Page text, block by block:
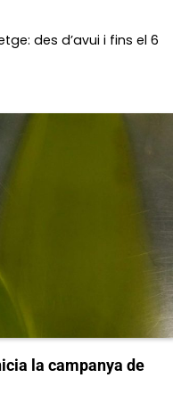
des d’avui i fins el 6
la campanya de